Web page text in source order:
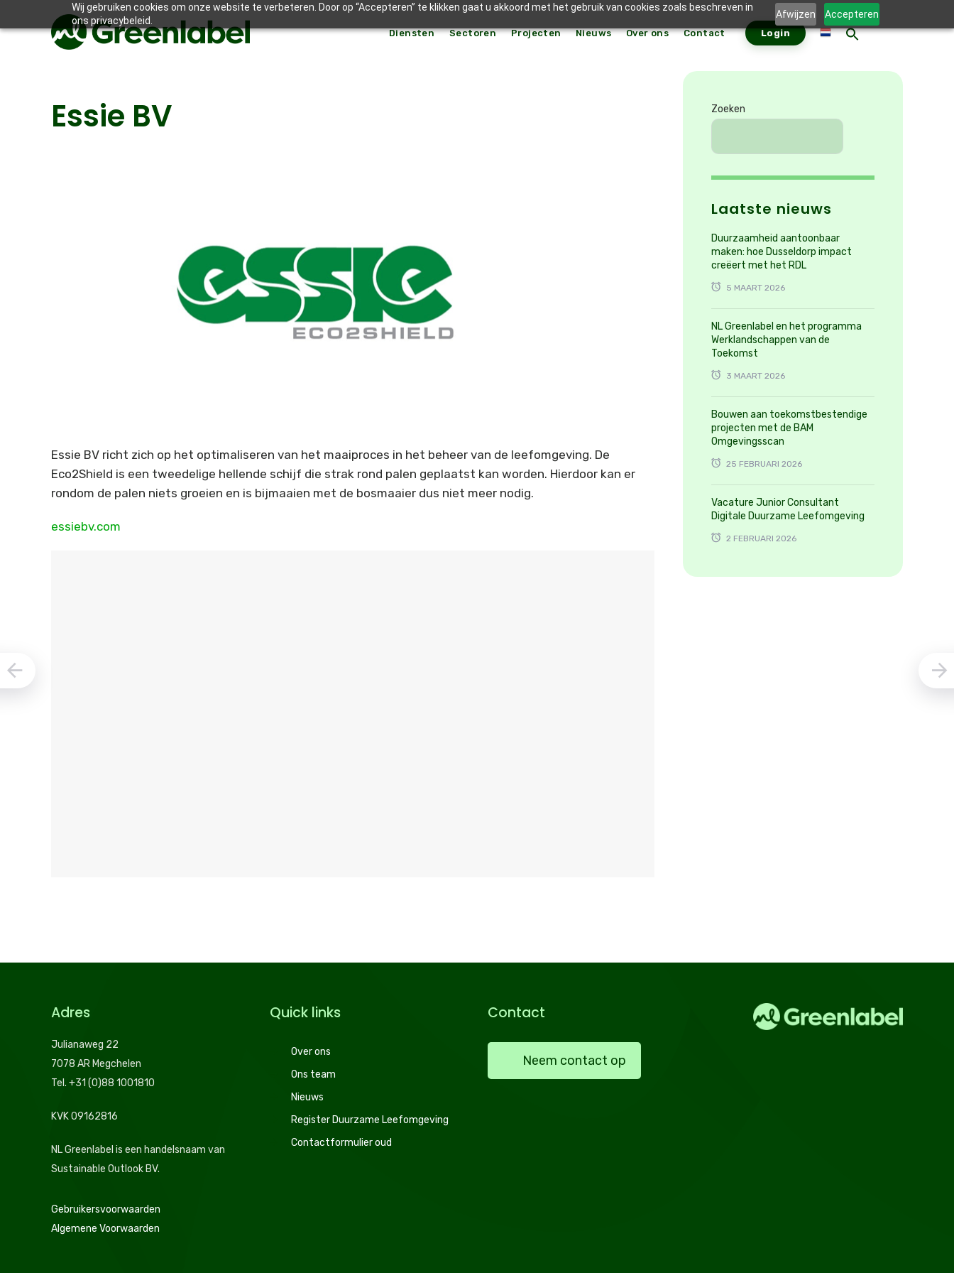
Wij gebruiken cookies om onze website te verbeteren. Door op “Accepteren” te klikken gaat u akkoord met het gebruik van cookies zoals beschreven in
ons privacybeleid.
Afwijzen Accepteren
Diensten Sectoren Projecten Nieuws Over ons Contact Login
Essie BV
Essie BV richt zich op het optimaliseren van het maaiproces in het beheer van de leefomgeving. De
Eco2Shield is een tweedelige hellende schijf die strak rond palen geplaatst kan worden. Hierdoor kan er
rondom de palen niets groeien en is bijmaaien met de bosmaaier dus niet meer nodig.
essiebv.com
Zoeken
Laatste nieuws
Duurzaamheid aantoonbaar
maken: hoe Dusseldorp impact
creëert met het RDL
5 MAART 2026
NL Greenlabel en het programma
Werklandschappen van de
Toekomst
3 MAART 2026
Bouwen aan toekomstbestendige
projecten met de BAM
Omgevingsscan
25 FEBRUARI 2026
Vacature Junior Consultant
Digitale Duurzame Leefomgeving
2 FEBRUARI 2026
Adres
Julianaweg 22
7078 AR Megchelen
Tel. +31 (0)88 1001810
KVK 09162816
NL Greenlabel is een handelsnaam van
Sustainable Outlook BV.
Gebruikersvoorwaarden
Algemene Voorwaarden
Quick links
Over ons
Ons team
Nieuws
Register Duurzame Leefomgeving
Contactformulier oud
Contact
Neem contact op
Zoek
naar: